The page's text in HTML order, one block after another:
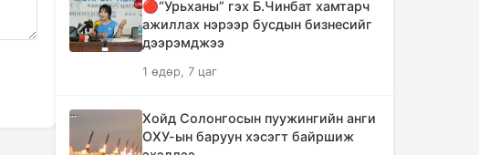
1 цаг, 48 минут
Өмнөд Солонгост хэт халууны
хүржээ
1 цаг, 57 минут
🔴“Урьханы” гэх Б.Чинбат хамтарч
ажиллах нэрээр бусдын бизнесийг
дээрэмджээ
1 өдөр, 7 цаг
Хойд Солонгосын пуужингийн анги
ОХУ-ын баруун хэсэгт байршиж